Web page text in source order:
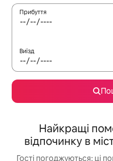
Прибуття
Виїзд
Найкращі
відпочинку в
Гості погоджуються: ці